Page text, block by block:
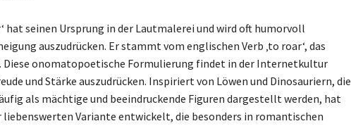
hat seinen Ursprung in der Lautmalerei und wird oft humorvoll
auszudrücken. Er stammt vom englischen Verb ‚to roar‘, das
Diese onomatopoetische Formulierung findet in der Internetkultur
und Stärke auszudrücken. Inspiriert von Löwen und Dinosauriern, die
als mächtige und beeindruckende Figuren dargestellt werden, hat
liebenswerten Variante entwickelt, die besonders in romantischen